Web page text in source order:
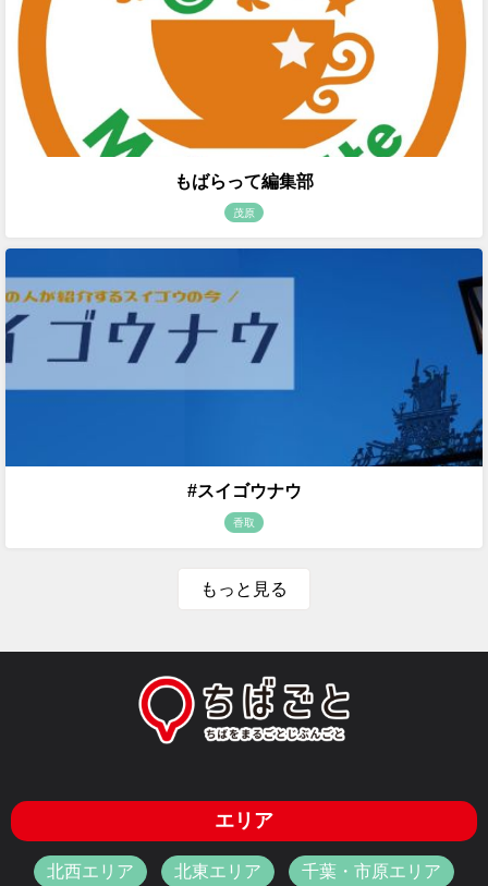
もばらって編集部
茂原
#スイゴウナウ
香取
もっと見る
エリア
北西エリア 北東エリア 千葉・市原エリア